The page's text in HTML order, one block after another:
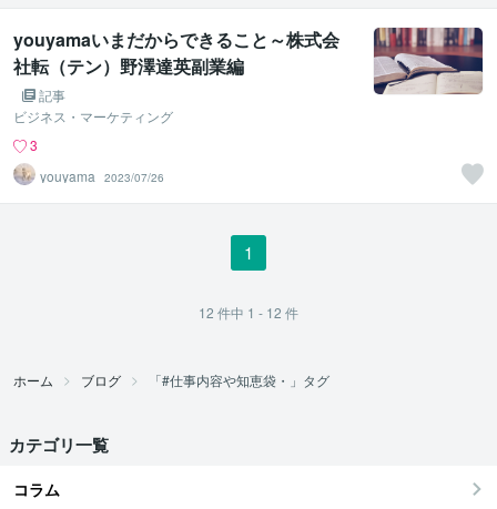
youyamaいまだからできること～株式会
社転（テン）野澤達英副業編
記事
ビジネス・マーケティング
3
youyama
2023/07/26
1
12 件中 1 - 12 件
ホーム ブログ 「#仕事内容や知恵袋・」タグ
カテゴリ一覧
コラム